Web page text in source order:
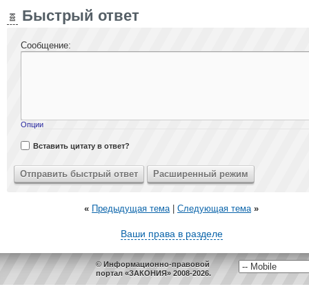
Быстрый ответ
Сообщение:
Опции
Вставить цитату в ответ?
« Предыдущая тема| Следующая тема »
Ваши права в разделе
© Информационно-правовой
портал «ЗАКОНИЯ» 2008-2026.